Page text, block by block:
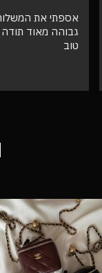
אספתי את
גבוהה מאוד
טוב